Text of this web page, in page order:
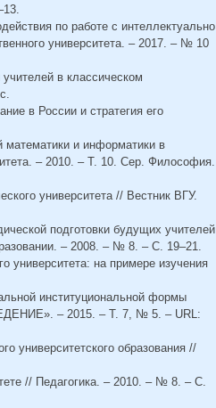
по работе с интеллектуально
университета. – 2017. – № 10
в классическом
в России и стратегия его
математики и информатики в
– 2010. – Т. 10. Сер. Философия.
университета // Вестник ВГУ.
подготовки будущих учителей
– 2008. – № 8. – С. 19–21.
университета: на примере изучения
институциональной формы
– 2015. – Т. 7, № 5. – URL:
университетского образования //
// Педагогика. – 2010. – № 8. – С.